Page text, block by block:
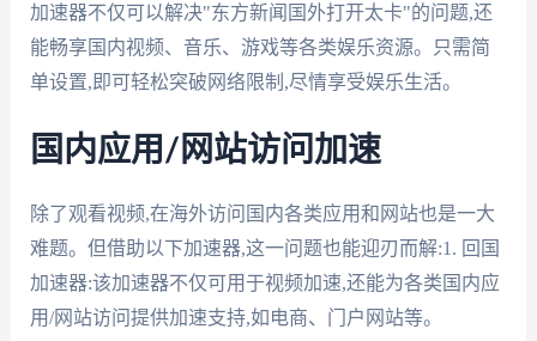
加速器不仅可以解决"东方新闻国外打开太卡"的问题,还
能畅享国内视频、音乐、游戏等各类娱乐资源。只需简
单设置,即可轻松突破网络限制,尽情享受娱乐生活。
国内应用/网站访问加速
除了观看视频,在海外访问国内各类应用和网站也是一大
难题。但借助以下加速器,这一问题也能迎刃而解:1. 回国
加速器:该加速器不仅可用于视频加速,还能为各类国内应
用/网站访问提供加速支持,如电商、门户网站等。